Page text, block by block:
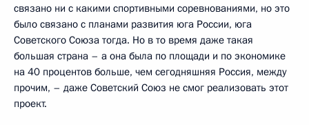
связано ни с какими спортивными соревнованиями, но это
было связано с планами развития юга России, юга
Советского Союза тогда. Но в то время даже такая
большая страна – а она была по площади и по экономике
на 40 процентов больше, чем сегодняшняя Россия, между
прочим, – даже Советский Союз не смог реализовать этот
проект.